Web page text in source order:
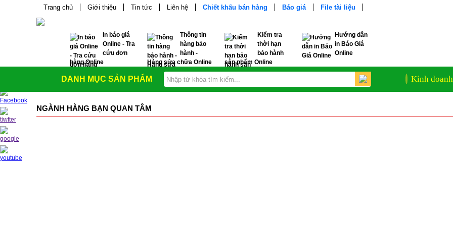
Trang chủ Giới thiệu Tin tức Liên hệ Chiết khấu bán hàng Báo giá File tài liệu
In báo giá
Online - Tra
cứu đơn
hàng Online
Thông tin
hàng bảo
hành -
Hàng sửa chữa Online
Kiểm tra
thời hạn
bảo hành
sản phẩm Online
Hướng dẫn
in Báo Giá
Online
DANH MỤC SẢN PHẨM Kinh doanh
NGÀNH HÀNG BẠN QUAN TÂM